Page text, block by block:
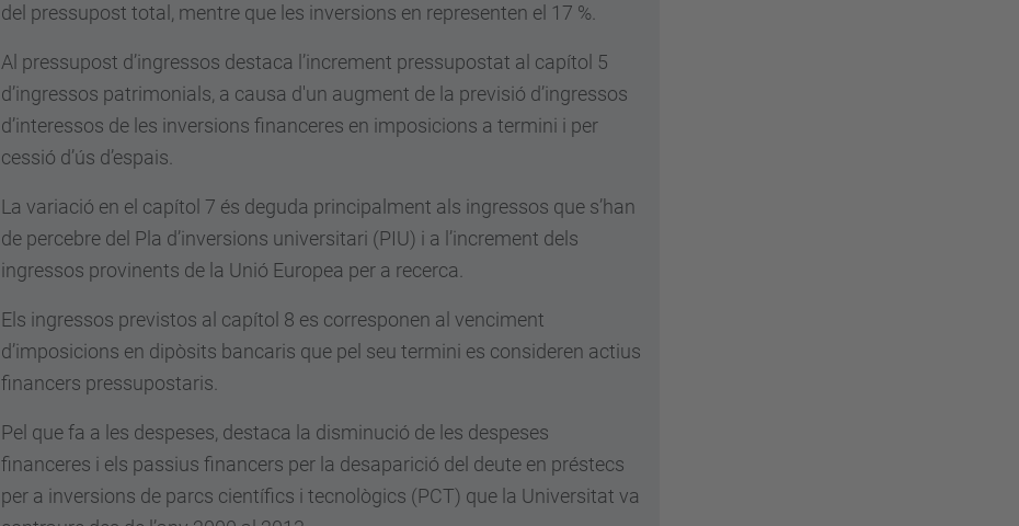
del pressupost total, mentre que les inversions en representen el 17 %.
Al pressupost d’ingressos destaca l’increment pressupostat al capítol 5
d’ingressos patrimonials, a causa d'un augment de la previsió d’ingressos
d’interessos de les inversions financeres en imposicions a termini i per
cessió d’ús d’espais.
La variació en el capítol 7 és deguda principalment als ingressos que s’han
de percebre del Pla d’inversions universitari (PIU) i a l’increment dels
ingressos provinents de la Unió Europea per a recerca.
Els ingressos previstos al capítol 8 es corresponen al venciment
d’imposicions en dipòsits bancaris que pel seu termini es consideren actius
financers pressupostaris.
Pel que fa a les despeses, destaca la disminució de les despeses
financeres i els passius financers per la desaparició del deute en préstecs
per a inversions de parcs científics i tecnològics (PCT) que la Universitat va